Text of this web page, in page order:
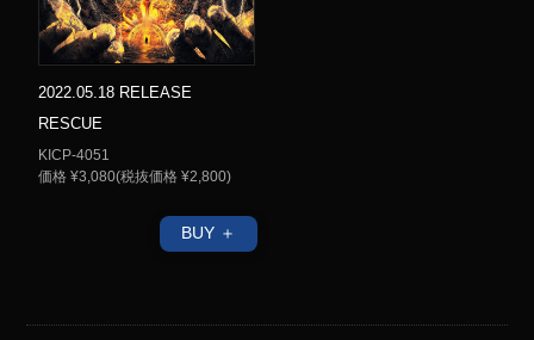
2022.05.18 RELEASE
RESCUE
KICP-4051
価格 ¥3,080(税抜価格 ¥2,800)
BUY ＋